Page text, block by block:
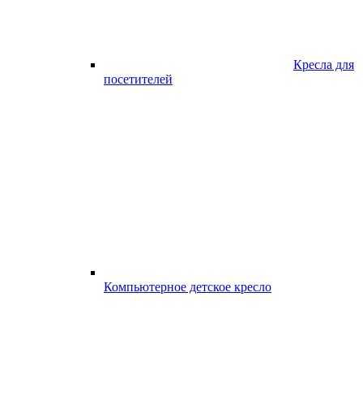
Кресла для
посетителей
Компьютерное детское кресло